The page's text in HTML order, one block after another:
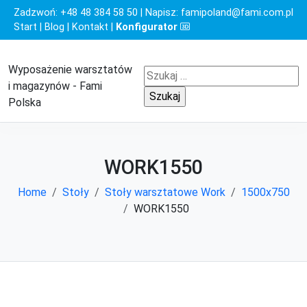
Zadzwoń: +48 48 384 58 50 | Napisz: famipoland@fami.com.pl
Start
Blog Kontakt Konfigurator
Wyposażenie warsztatów
i magazynów - Fami
Polska
Szukaj:
WORK1550
Home Stoły Stoły warsztatowe Work
1500x750
WORK1550